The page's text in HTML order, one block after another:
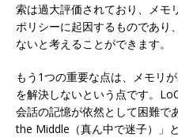
索は過大評価されており、メモ
ポリシーに起因するものであり
ないと考えることができます。
もう1つの重要な点は、メモリ
を解決しないという点です。
会話の記憶が依然として困難で
the Middle（真ん中で迷子）」